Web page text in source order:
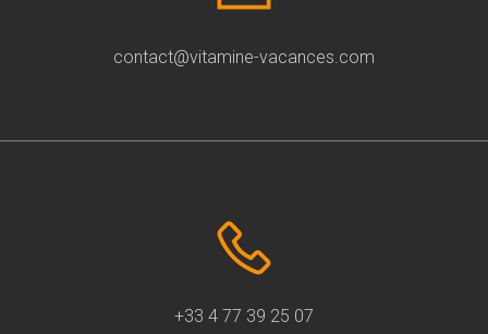
contact@vitamine-vacances.com
+33 4 77 39 25 07